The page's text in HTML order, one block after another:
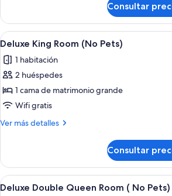
Pets)
Queen
Room
(No
Consultar
Abrir
todas
las
fotos
de
Deluxe
King
Pets)
7
Deluxe King Room (No Pets)
1 habitación
2 huéspedes
1 cama de matrimonio grande
Wifi gratis
Ver más detalles
Más
King
Room
(No
Consultar
Abrir
9
Deluxe Double Queen Room ( No Pets)